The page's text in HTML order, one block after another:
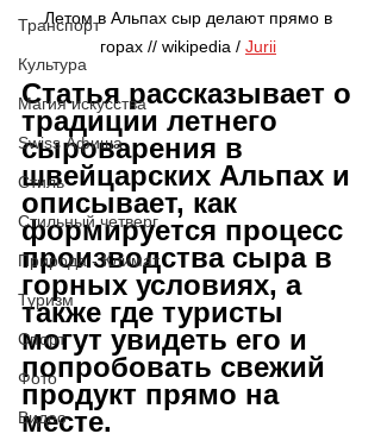
Транспорт
Культура
Магия искусства
Swiss Афиша
Стиль
Стильный четверг
Природа - Климат
Туризм
Спорт
Фото
Видео
Летом в Альпах сыр делают прямо в
горах // wikipedia / Jurii
Статья рассказывает о
традиции летнего
сыроварения в
швейцарских Альпах и
описывает, как
формируется процесс
производства сыра в
горных условиях, а
также где туристы
могут увидеть его и
попробовать свежий
продукт прямо на
месте.